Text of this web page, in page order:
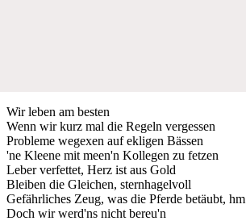
Wir leben am besten
Wenn wir kurz mal die Regeln vergessen
Probleme wegexen auf ekligen Bässen
'ne Kleene mit meen'n Kollegen zu fetzen
Leber verfettet, Herz ist aus Gold
Bleiben die Gleichen, sternhagelvoll
Gefährliches Zeug, was die Pferde betäubt, hm
Doch wir werd'ns nicht bereu'n